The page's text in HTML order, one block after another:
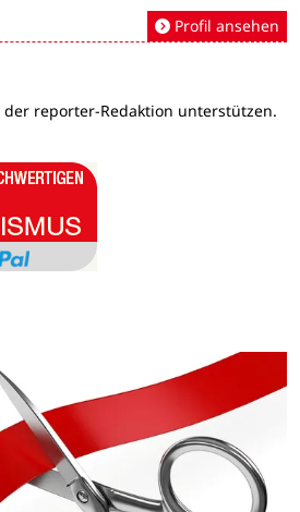
Profil ansehen
reporter-Redaktion unterstützen.